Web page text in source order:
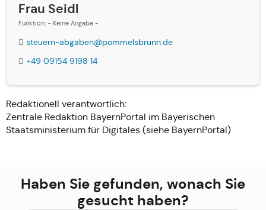
Frau Seidl
Funktion: - Keine Angabe -
steuern-abgaben@pommelsbrunn.de
+49 09154 9198 14
Redaktionell verantwortlich:
Zentrale Redaktion BayernPortal im Bayerischen
Staatsministerium für Digitales (siehe BayernPortal)
Haben Sie gefunden, wonach Sie
gesucht haben?